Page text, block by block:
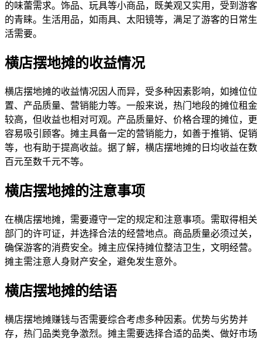
的味蕾需求。饰品、玩具等小商品，既美观又实用，受到游客
的青睐。生活用品，如雨具、太阳镜等，满足了游客的日常生
活需要。
横店摆地摊的收益情况
横店摆地摊的收益情况因人而异，受多种因素影响，如摊位位
置、产品质量、营销能力等。一般来说，热门地段的摊位租金
较高，但收益也相对可观。产品质量好、价格合理的摊位，更
容易吸引顾客。摊主具备一定的营销能力，如善于推销、促销
等，也有助于提高收益。据了解，横店摆地摊的日均收益在数
百元至数千元不等。
横店摆地摊的注意事项
在横店摆地摊，需要遵守一定的规定和注意事项。需取得相关
部门的许可证，并选择合法的经营地点。商品质量必须过关，
确保游客的消费安全。摊主应保持摊位整洁卫生，文明经营。
摊主需注意人身财产安全，避免发生意外。
横店摆地摊的结语
横店摆地摊赚钱与否需要综合考虑多种因素。优势与劣势并
存，热门品类竞争激烈。摊主需要选择合适的品类、做好市场